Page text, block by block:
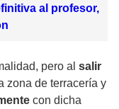
al profesor,
pero al salir
zona de terracería y
con dicha